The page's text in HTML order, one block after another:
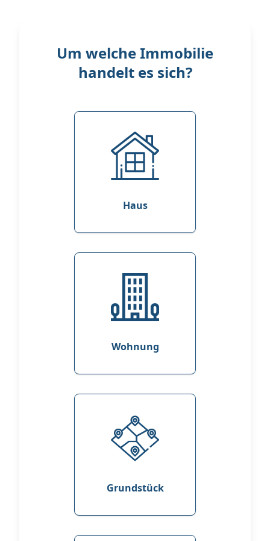
Um welche Immobilie
handelt es sich?
Haus
Wohnung
Grundstück